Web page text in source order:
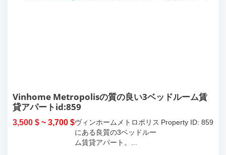
Vinhome Metropolisの質の良い3ベッドルーム賃
貸アパートid:859
3,500 $ ~ 3,700 $ Property ID: 859
ヴィンホームメトロポリス
にある良質の3ベッドルー
ム賃貸アパート。...